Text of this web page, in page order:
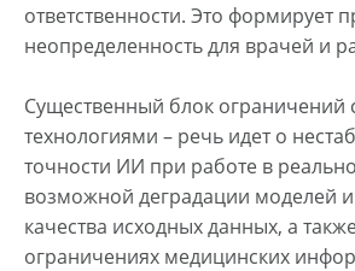
ответственности. Это формирует
неопределенность для врачей и
Существенный блок ограничений
технологиями – речь идет о
точности ИИ при работе в
возможной деградации моделей
качества исходных данных, а
ограничениях медицинских